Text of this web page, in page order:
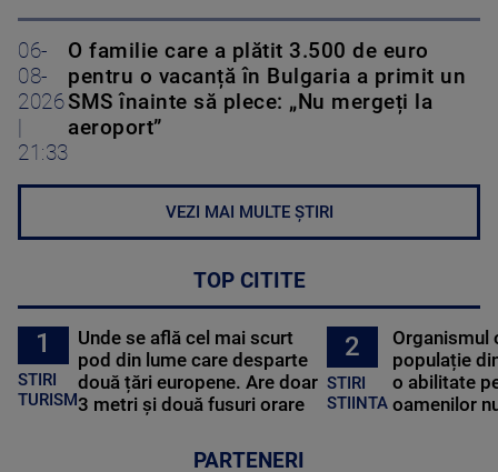
06-
08-
2026
21:33
O familie care a plătit 3.500 de euro
pentru o vacanță în Bulgaria a primit un
SMS înainte să plece: „Nu mergeți la
aeroport”
VEZI MAI MULTE ȘTIRI
TOP CITITE
1
STIRI
TURISM
Unde se află cel mai scurt
pod din lume care desparte
două țări europene. Are doar
3 metri și două fusuri orare
2
STIRI
STIINTA
Organismul
populație
o abilitate
oamenilor
PARTENERI